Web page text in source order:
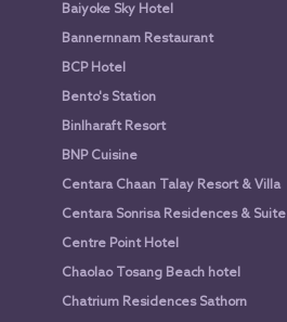
Baiyoke Sky Hotel
Bannernnam Restaurant
BCP Hotel
Bento's Station
Binlharaft Resort
BNP Cuisine
Centara Chaan Talay Resort & Villa
Centara Sonrisa Residences & Suite
Centre Point Hotel
Chaolao Tosang Beach hotel
Chatrium Residences Sathorn